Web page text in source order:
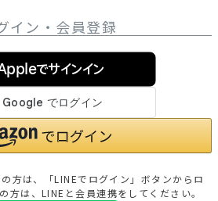
イン・会員登録
でサインイン
方は、「LINEでログイン」ボタンからロ
方は、LINEと会員連携をしてください。